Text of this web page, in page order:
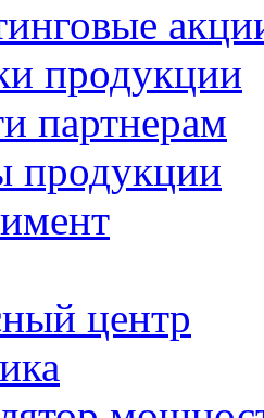
продукции
партнерам
продукции
центр